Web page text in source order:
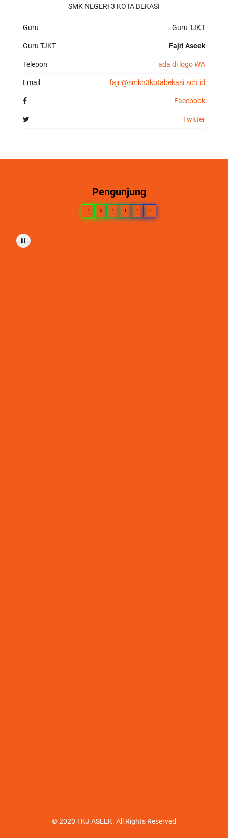
SMK NEGERI 3 KOTA BEKASI
Guru Guru TJKT
Guru TJKT Fajri Aseek
Telepon ada di logo WA
Email fajri@smkn3kotabekasi.sch.id
Facebook
Twitter
Pengunjung
1 0 1 1 4 7
© 2020 TKJ ASEEK. All Rights Reserved